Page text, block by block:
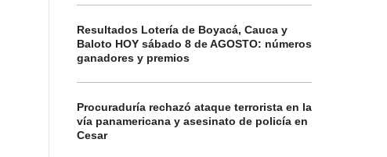
Resultados Lotería de Boyacá, Cauca y
Baloto HOY sábado 8 de AGOSTO: números
ganadores y premios
Procuraduría rechazó ataque terrorista en la
vía panamericana y asesinato de policía en
Cesar